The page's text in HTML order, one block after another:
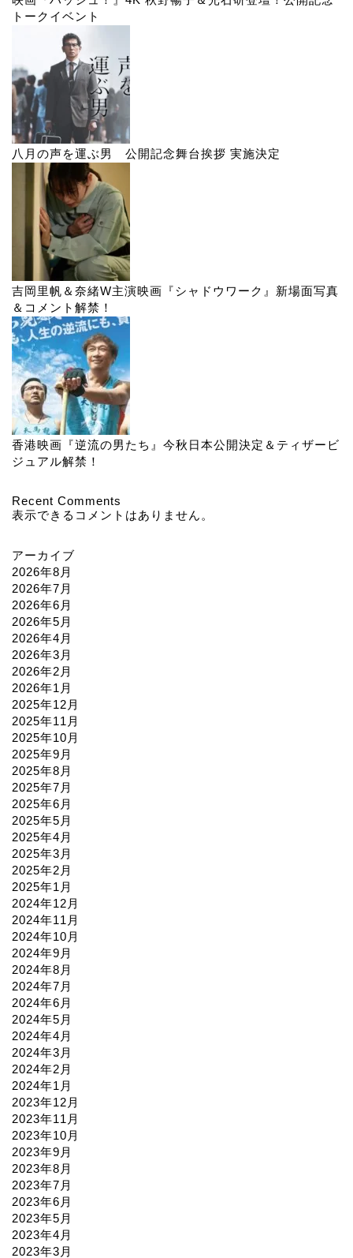
トークイベント
八月の声を運ぶ男 公開記念舞台挨拶 実施決定
吉岡里帆＆奈緒W主演映画『シャドウワーク』新場面写真
＆コメント解禁！
香港映画『逆流の男たち』今秋日本公開決定＆ティザービ
ジュアル解禁！
Recent Comments
表示できるコメントはありません。
アーカイブ
2026年8月
2026年7月
2026年6月
2026年5月
2026年4月
2026年3月
2026年2月
2026年1月
2025年12月
2025年11月
2025年10月
2025年9月
2025年8月
2025年7月
2025年6月
2025年5月
2025年4月
2025年3月
2025年2月
2025年1月
2024年12月
2024年11月
2024年10月
2024年9月
2024年8月
2024年7月
2024年6月
2024年5月
2024年4月
2024年3月
2024年2月
2024年1月
2023年12月
2023年11月
2023年10月
2023年9月
2023年8月
2023年7月
2023年6月
2023年5月
2023年4月
2023年3月